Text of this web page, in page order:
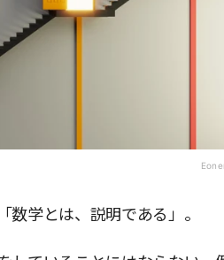
学とは、説明である」。